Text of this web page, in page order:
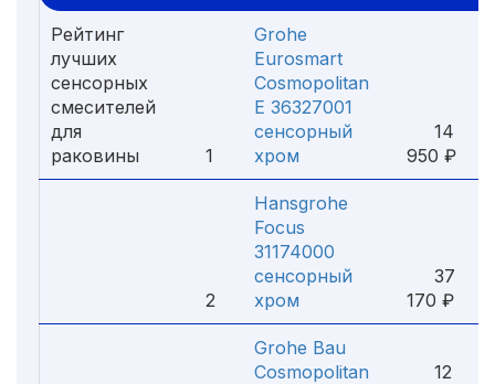
Рейтинг
лучших
сенсорных
смесителей
для
раковины
1
Grohe
Eurosmart
Cosmopolitan
E 36327001
сенсорный
хром
14
950 ₽
2
Hansgrohe
Focus
31174000
сенсорный
хром
37
170 ₽
Grohe Bau
Cosmopolitan
12